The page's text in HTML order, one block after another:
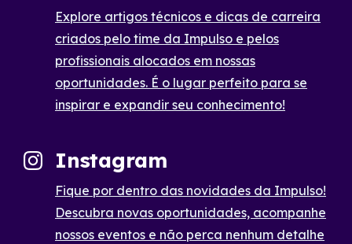
Explore artigos técnicos e dicas de carreira
criados pelo time da Impulso e pelos
profissionais alocados em nossas
oportunidades. É o lugar perfeito para se
inspirar e expandir seu conhecimento!
Instagram
Fique por dentro das novidades da Impulso!
Descubra novas oportunidades, acompanhe
nossos eventos e não perca nenhum detalhe